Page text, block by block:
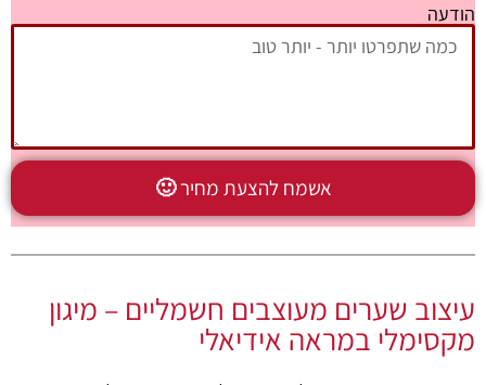
הודעה
אשמח להצעת מחיר 🙂
עיצוב שערים מעוצבים חשמליים – מיגון
מקסימלי במראה אידיאלי